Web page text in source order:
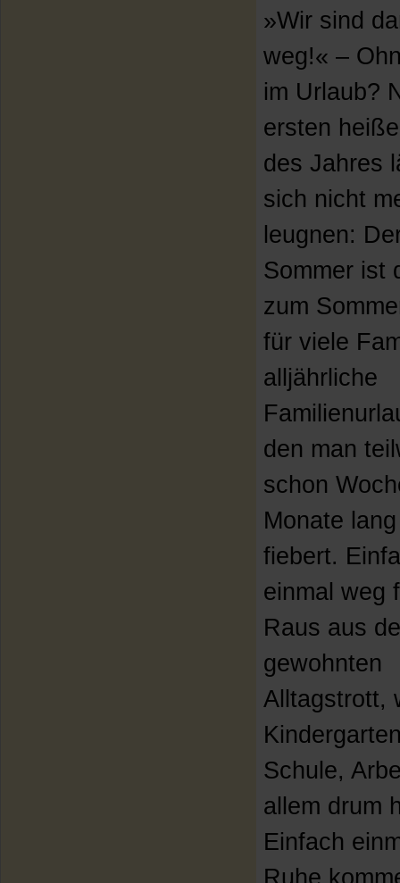
»Wir sind
weg!« –
im Urlaub?
ersten
des Jahres
sich nicht
leugnen:
Sommer ist
zum
für viele
alljährliche
den man
schon
Monate
fiebert.
einmal weg
Raus aus
gewohnten
Alltagstrott,
Schule,
allem drum
Einfach
Ruhe